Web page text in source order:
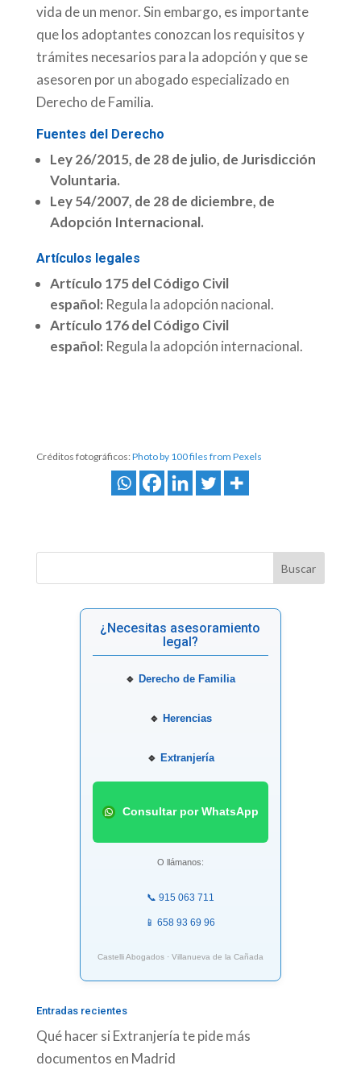
vida de un menor. Sin embargo, es importante
que los adoptantes conozcan los requisitos y
trámites necesarios para la adopción y que se
asesoren por un abogado especializado en
Derecho de Familia.
Fuentes del Derecho
Ley 26/2015, de 28 de julio, de Jurisdicción
Voluntaria.
Ley 54/2007, de 28 de diciembre, de
Adopción Internacional.
Artículos legales
Artículo 175 del Código Civil
español: Regula la adopción nacional.
Artículo 176 del Código Civil
español: Regula la adopción internacional.
Créditos fotográficos: Photo by 100 files from Pexels
¿Necesitas asesoramiento
legal?
🔹 Derecho de Familia
🔹 Herencias
🔹 Extranjería
Consultar por WhatsApp
O llámanos:
📞 915 063 711
📱 658 93 69 96
Castelli Abogados · Villanueva de la Cañada
Entradas recientes
Qué hacer si Extranjería te pide más
documentos en Madrid